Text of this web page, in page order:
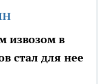
извозом в
стал для нее